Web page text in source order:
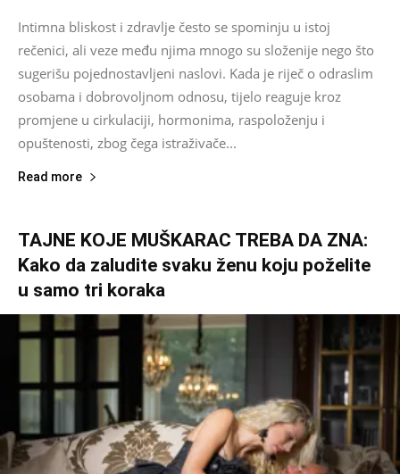
Intimna bliskost i zdravlje često se spominju u istoj
rečenici, ali veze među njima mnogo su složenije nego što
sugerišu pojednostavljeni naslovi. Kada je riječ o odraslim
osobama i dobrovoljnom odnosu, tijelo reaguje kroz
promjene u cirkulaciji, hormonima, raspoloženju i
opuštenosti, zbog čega istraživače...
Read more
TAJNE KOJE MUŠKARAC TREBA DA ZNA:
Kako da zaludite svaku ženu koju poželite
u samo tri koraka